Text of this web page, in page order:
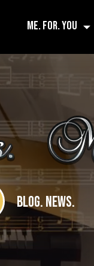
ME. FOR. YOU
BLOG. NEWS.